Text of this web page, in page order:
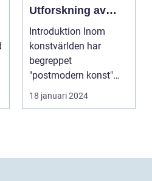
Utforskning av
Dess Mångfald
och Komplexitet
Introduktion Inom
konstvärlden har
begreppet
"postmodern konst"
fått stor
uppmärksamhet under
18 januari 2024